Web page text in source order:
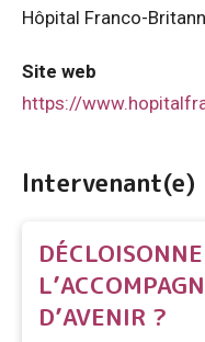
Hôpital Franco-
Site web
https://
Intervenant(e)
D’AVENIR ?